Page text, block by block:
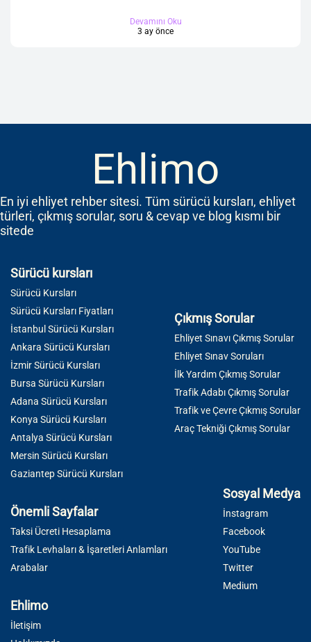
Devamını Oku
3 ay önce
Ehlimo
En iyi ehliyet rehber sitesi. Tüm sürücü kursları, ehliyet
türleri, çıkmış sorular, soru & cevap ve blog kısmı bir
sitede
Sürücü kursları
Sürücü Kursları
Sürücü Kursları Fiyatları
İstanbul Sürücü Kursları
Ankara Sürücü Kursları
İzmir Sürücü Kursları
Bursa Sürücü Kursları
Adana Sürücü Kursları
Konya Sürücü Kursları
Antalya Sürücü Kursları
Mersin Sürücü Kursları
Gaziantep Sürücü Kursları
Çıkmış Sorular
Ehliyet Sınavı Çıkmış Sorular
Ehliyet Sınav Soruları
İlk Yardım Çıkmış Sorular
Trafik Adabı Çıkmış Sorular
Trafik ve Çevre Çıkmış Sorular
Araç Tekniği Çıkmış Sorular
Önemli Sayfalar
Taksi Ücreti Hesaplama
Trafik Levhaları & İşaretleri Anlamları
Arabalar
Sosyal Medya
İnstagram
Facebook
YouTube
Twitter
Medium
Ehlimo
İletişim